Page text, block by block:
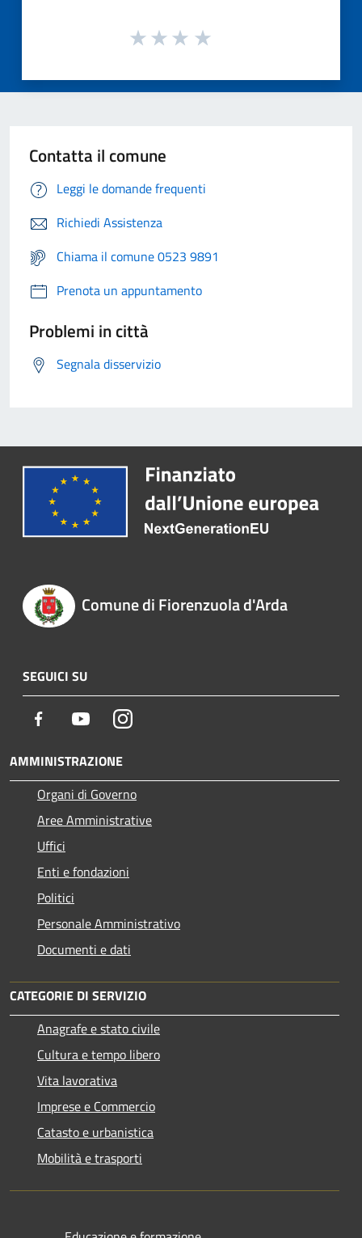
Contatta il comune
Leggi le domande frequenti
Richiedi Assistenza
Chiama il comune 0523 9891
Prenota un appuntamento
Problemi in città
Segnala disservizio
Comune di Fiorenzuola d'Arda
SEGUICI SU
Facebook YoutubeInstagram
AMMINISTRAZIONE
Organi di Governo
Aree Amministrative
Uffici
Enti e fondazioni
Politici
Personale Amministrativo
Documenti e dati
CATEGORIE DI SERVIZIO
Anagrafe e stato civile
Cultura e tempo libero
Vita lavorativa
Imprese e Commercio
Catasto e urbanistica
Mobilità e trasporti